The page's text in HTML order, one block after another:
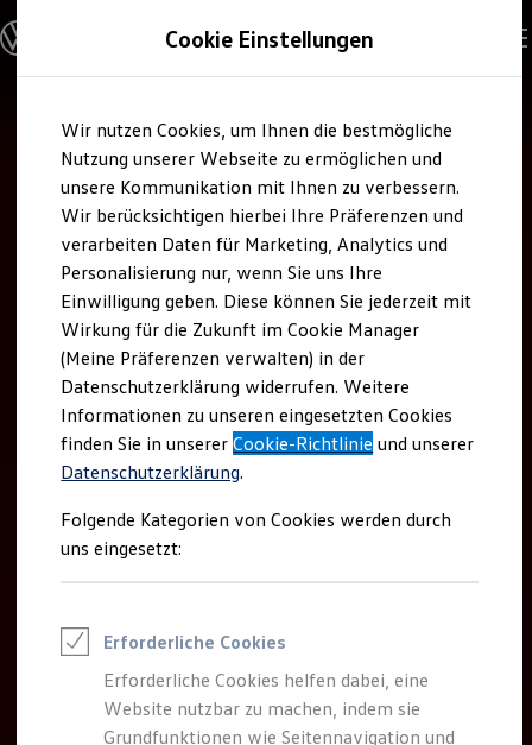
Hauptinhalt
springen
Footer
springen
Modelle & Konfigurator
Nutzfahrzeugkategorien entdecken
Modelle konfigurieren
Vorgängermodelle und Oldtimer
Vorgängermodelle
Oldtimer
Bulli Historie
Branchenlösungen & Gewerbekunden
Umbaulösungen und Hersteller finden
Auf- und Umbauten entdecken & konfigurieren
Groß- und Sonderkunden
Großkunden
Kommunen & Behörden
Journalisten
Sportvereine
Branchenlösungen
Bau & Handwerk
Gewerbliche Personenbeförderung
Service & mobile Werkstätten
Kurier, Logistik & Handel
Feuerwehr
Rettungsdienste
ONE Business ID Vorteile
Fahrzeugsuche & Marktplatz
Digitaler Marktplatz
Kauf & Finanzierung
Online-Fahrzeugbewertung
Aktionen & Angebote
E-Auto-Förderung
Cookie Einstellungen
Wir nutzen Cookies, um Ihnen die bestmögliche
Nutzung unserer Webseite zu ermöglichen und
unsere Kommunikation mit Ihnen zu verbessern.
Wir berücksichtigen hierbei Ihre Präferenzen und
verarbeiten Daten für Marketing, Analytics und
Personalisierung nur, wenn Sie uns Ihre
Einwilligung geben. Diese können Sie jederzeit mit
Wirkung für die Zukunft im Cookie Manager
(Meine Präferenzen verwalten) in der
Datenschutzerklärung widerrufen. Weitere
Informationen zu unseren eingesetzten Cookies
finden Sie in unsererCookie-Richtlinie und unserer
Datenschutzerklärung.
Folgende Kategorien von Cookies werden durch
uns eingesetzt:
Erforderliche Cookies
Erforderliche Cookies helfen dabei, eine
Website nutzbar zu machen, indem sie
Grundfunktionen wie Seitennavigation und